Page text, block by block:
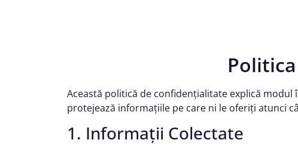
Această politică de confidențialitate explică modul
protejează informațiile pe care ni le oferiți atunci
1. Informații Colectate